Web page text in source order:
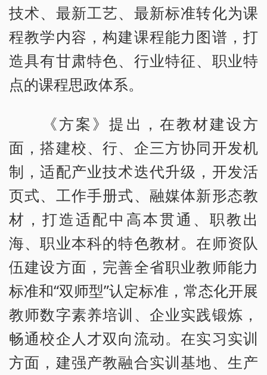
技术、最新工艺、最新标准转化为课
程教学内容，构建课程能力图谱，打
造具有甘肃特色、行业特征、职业特
点的课程思政体系。
《方案》提出，在教材建设方
面，搭建校、行、企三方协同开发机
制，适配产业技术迭代升级，开发活
页式、工作手册式、融媒体新形态教
材，打造适配中高本贯通、职教出
海、职业本科的特色教材。在师资队
伍建设方面，完善全省职业教师能力
标准和“双师型”认定标准，常态化开展
教师数字素养培训、企业实践锻炼，
畅通校企人才双向流动。在实习实训
方面，建强产教融合实训基地、生产